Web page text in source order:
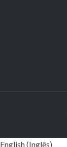
English(Inglês)